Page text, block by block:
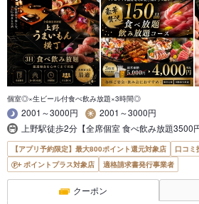
個室◎×生ビール付食べ飲み放題×3時間◎
2001～3000円
2001～3000円
上野駅徒歩2分【全席個室 食べ飲み放題3500
【アプリ予約限定】最大800ポイント還元対象店 口コミ
ポイントプラス対象店
適格請求書発行事業者
クーポン